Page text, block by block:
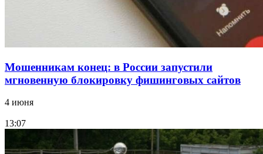
Мошенникам конец: в России запустили
мгновенную блокировку фишинговых сайтов
4 июня
13:07